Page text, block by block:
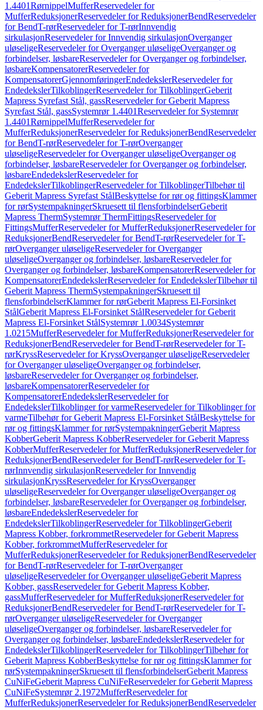
1.4401RørnippelMufferReservedeler for
MufferReduksjonerReservedeler for ReduksjonerBendReservedeler
for BendT-rørReservedeler for T-rørInnvendig
sirkulasjonReservedeler for Innvendig sirkulasjonOverganger
uløseligeReservedeler for Overganger uløseligeOverganger og
forbindelser, løsbareReservedeler for Overganger og forbindelser,
løsbareKompensatorerReservedeler for
KompensatorerGjennomføringerEndedekslerReservedeler for
EndedekslerTilkoblingerReservedeler for TilkoblingerGeberit
Mapress Syrefast Stål, gassReservedeler for Geberit Mapress
Syrefast Stål, gassSystemrør 1.4401Reservedeler for Systemrør
1.4401RørnippelMufferReservedeler for
MufferReduksjonerReservedeler for ReduksjonerBendReservedeler
for BendT-rørReservedeler for T-rørOverganger
uløseligeReservedeler for Overganger uløseligeOverganger og
forbindelser, løsbareReservedeler for Overganger og forbindelser,
løsbareEndedekslerReservedeler for
EndedekslerTilkoblingerReservedeler for TilkoblingerTilbehør til
Geberit Mapress Syrefast StålBeskyttelse for rør og fittingsKlammer
for rørSystempakningerSkruesett til flensforbindelserGeberit
Mapress ThermSystemrør ThermFittingsReservedeler for
FittingsMufferReservedeler for MufferReduksjonerReservedeler for
ReduksjonerBendReservedeler for BendT-rørReservedeler for T-
rørOverganger uløseligeReservedeler for Overganger
uløseligeOverganger og forbindelser, løsbareReservedeler for
Overganger og forbindelser, løsbareKompensatorerReservedeler for
KompensatorerEndedekslerReservedeler for EndedekslerTilbehør til
Geberit Mapress ThermSystempakningerSkruesett til
flensforbindelserKlammer for rørGeberit Mapress El-Forsinket
StålGeberit Mapress El-Forsinket StålReservedeler for Geberit
Mapress El-Forsinket StålSystemrør 1.0034Systemrør
1.0215MufferReservedeler for MufferReduksjonerReservedeler for
ReduksjonerBendReservedeler for BendT-rørReservedeler for T-
rørKryssReservedeler for KryssOverganger uløseligeReservedeler
for Overganger uløseligeOverganger og forbindelser,
løsbareReservedeler for Overganger og forbindelser,
løsbareKompensatorerReservedeler for
KompensatorerEndedekslerReservedeler for
EndedekslerTilkoblinger for varmeReservedeler for Tilkoblinger for
varmeTilbehør for Geberit Mapress El-Forsinket StålBeskyttelse for
rør og fittingsKlammer for rørSystempakningerGeberit Mapress
KobberGeberit Mapress KobberReservedeler for Geberit Mapress
KobberMufferReservedeler for MufferReduksjonerReservedeler for
ReduksjonerBendReservedeler for BendT-rørReservedeler for T-
rørInnvendig sirkulasjonReservedeler for Innvendig
sirkulasjonKryssReservedeler for KryssOverganger
uløseligeReservedeler for Overganger uløseligeOverganger og
forbindelser, løsbareReservedeler for Overganger og forbindelser,
løsbareEndedekslerReservedeler for
EndedekslerTilkoblingerReservedeler for TilkoblingerGeberit
Mapress Kobber, forkrommetReservedeler for Geberit Mapress
Kobber, forkrommetMufferReservedeler for
MufferReduksjonerReservedeler for ReduksjonerBendReservedeler
for BendT-rørReservedeler for T-rørOverganger
uløseligeReservedeler for Overganger uløseligeGeberit Mapress
Kobber, gassReservedeler for Geberit Mapress Kobber,
gassMufferReservedeler for MufferReduksjonerReservedeler for
ReduksjonerBendReservedeler for BendT-rørReservedeler for T-
rørOverganger uløseligeReservedeler for Overganger
uløseligeOverganger og forbindelser, løsbareReservedeler for
Overganger og forbindelser, løsbareEndedekslerReservedeler for
EndedekslerTilkoblingerReservedeler for TilkoblingerTilbehør for
Geberit Mapress KobberBeskyttelse for rør og fittingsKlammer for
rørSystempakningerSkruesett til flensforbindelserGeberit Mapress
CuNiFeGeberit Mapress CuNiFeReservedeler for Geberit Mapress
CuNiFeSystemrør 2.1972MufferReservedeler for
MufferReduksjonerReservedeler for ReduksjonerBendReservedeler